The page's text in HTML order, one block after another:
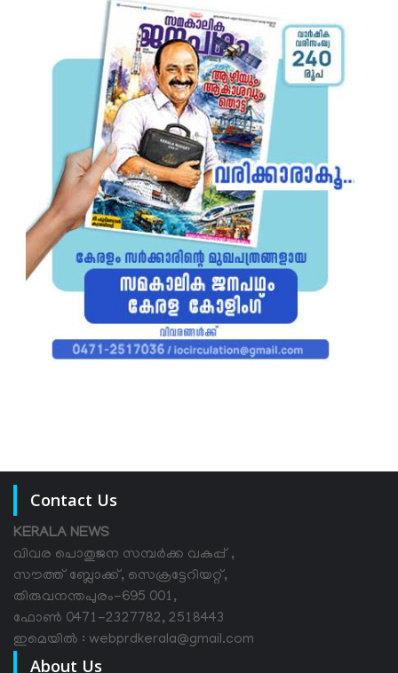
Contact Us
KERALA NEWS
വിവര പൊതുജന സമ്പര്‍ക്ക വകുപ്പ് ,
സൗത്ത് ബ്ലോക്ക്, സെക്രട്ടേറിയറ്റ്,
തിരുവനന്തപുരം-695 001,
ഫോൺ 0471-2327782, 2518443
ഇമെയിൽ : webprdkerala@gmail.com
About Us